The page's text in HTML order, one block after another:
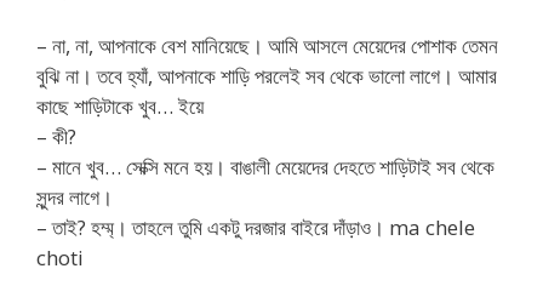
– না, না, আপনাকে বেশ মানিয়েছে। আমি আসলে মেয়েদের পোশাক তেমন
বুঝি না। তবে হ্যাঁ, আপনাকে শাড়ি পরলেই সব থেকে ভালো লাগে। আমার
কাছে শাড়িটাকে খুব… ইয়ে
– কী?
– মানে খুব… সেক্সি মনে হয়। বাঙালী মেয়েদের দেহতে শাড়িটাই সব থেকে
সুন্দর লাগে।
– তাই? হম্ম্। তাহলে তুমি একটু দরজার বাইরে দাঁড়াও। ma chele
choti